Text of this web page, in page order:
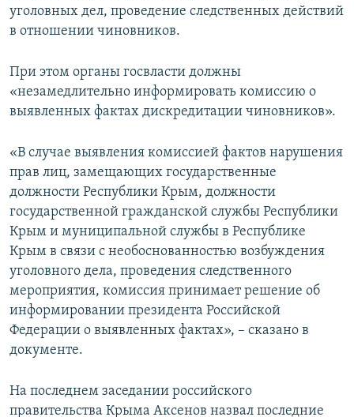
уголовных дел, проведение следственных действий
в отношении чиновников.
При этом органы госвласти должны
«незамедлительно информировать комиссию о
выявленных фактах дискредитации чиновников».
«В случае выявления комиссией фактов нарушения
прав лиц, замещающих государственные
должности Республики Крым, должности
государственной гражданской службы Республики
Крым и муниципальной службы в Республике
Крым в связи с необоснованностью возбуждения
уголовного дела, проведения следственного
мероприятия, комиссия принимает решение об
информировании президента Российской
Федерации о выявленных фактах», – сказано в
документе.
На последнем заседании российского
правительства Крыма Аксенов назвал последние